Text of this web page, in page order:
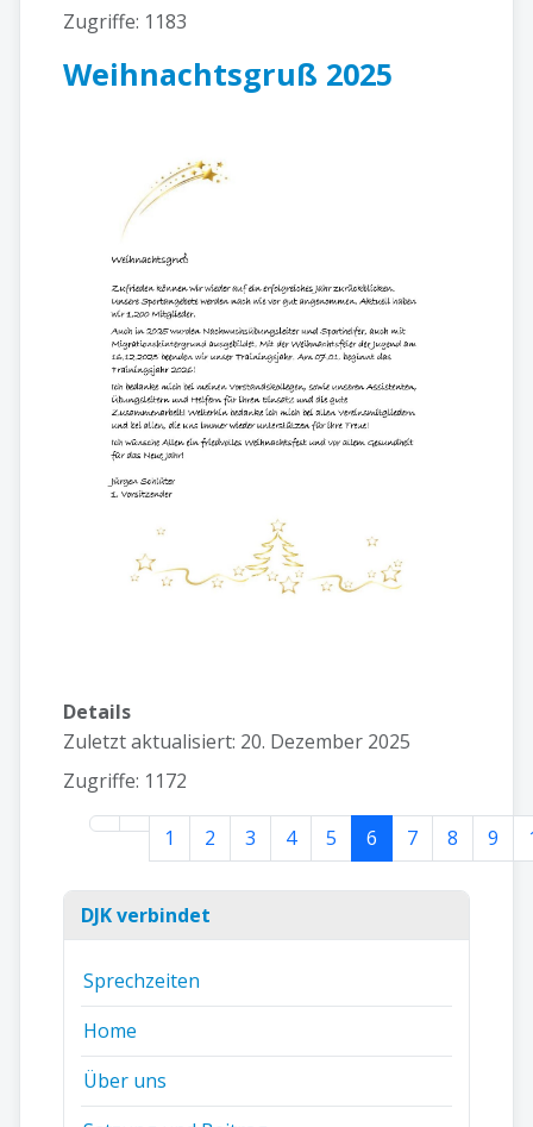
Zugriffe: 1183
Weihnachtsgruß 2025
Details
Zuletzt aktualisiert: 20. Dezember 2025
Zugriffe: 1172
Seite 6 von 67
1 2 3 4 5 6 7 8 9
DJK verbindet
Sprechzeiten
Home
Über uns